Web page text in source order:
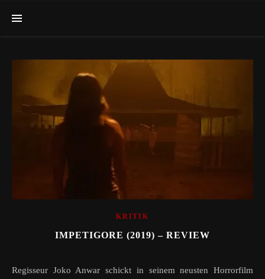
KRITIK
IMPETIGORE (2019) – REVIEW
Regisseur Joko Anwar schickt in seinem neusten Horrorfilm